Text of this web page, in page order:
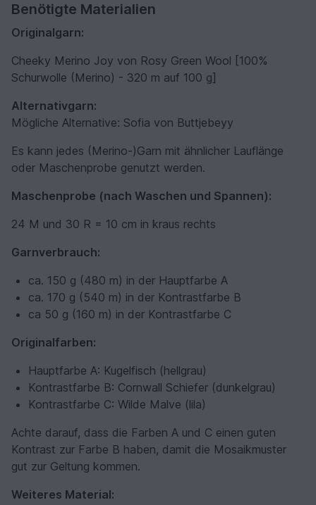
Benötigte Materialien
Originalgarn:
Cheeky Merino Joy von Rosy Green Wool [100%
Schurwolle (Merino) - 320 m auf 100 g]
Alternativgarn:
Mögliche Alternative: Sofia von Buttjebeyy
Es kann jedes (Merino-)Garn mit ähnlicher Lauflänge
oder Maschenprobe genutzt werden.
Maschenprobe (nach Waschen und Spannen):
24 M und 30 R = 10 cm in kraus rechts
Garnverbrauch:
ca. 150 g (480 m) in der Hauptfarbe A
ca. 170 g (540 m) in der Kontrastfarbe B
ca 50 g (160 m) in der Kontrastfarbe C
Originalfarben:
Hauptfarbe A: Kugelfisch (hellgrau)
Kontrastfarbe B: Cornwall Schiefer (dunkelgrau)
Kontrastfarbe C: Wilde Malve (lila)
Achte darauf, dass die Farben A und C einen guten
Kontrast zur Farbe B haben, damit die Mosaikmuster
gut zur Geltung kommen.
Weiteres Material: